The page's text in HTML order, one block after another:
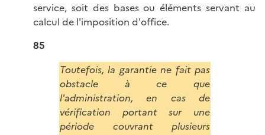
service, soit des bases ou éléments servant au
calcul de l'imposition d'office.
85
Toutefois, la garantie ne fait pas
obstacle à ce que
l'administration, en cas de
vérification portant sur une
période couvrant plusieurs